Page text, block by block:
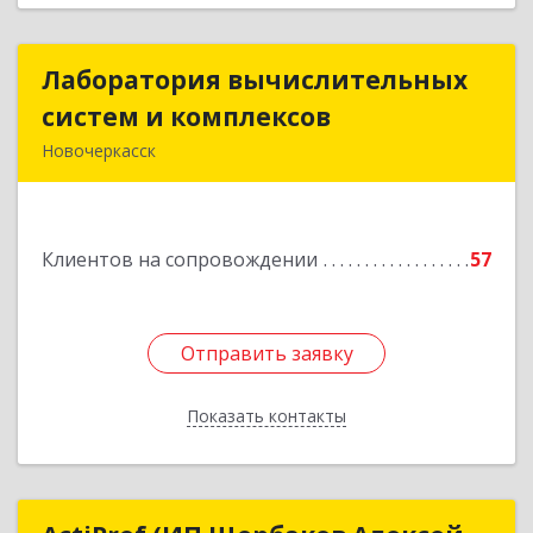
Лаборатория вычислительных
систем и комплексов
Новочеркасск
Клиентов на сопровождении 57
Отправить заявку
Показать контакты
Лаборатория вычислительных
систем и комплексов
Подробнее
Отправить заявку
Назад